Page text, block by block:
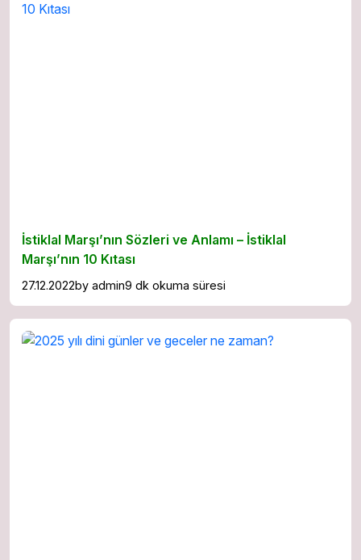
İstiklal Marşı’nın Sözleri ve Anlamı – İstiklal
Marşı’nın 10 Kıtası
27.12.2022by admin9 dk okuma süresi